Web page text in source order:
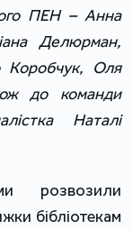
ПЕН – Анна
Делюрман,
Коробчук, Оля
до команди
Наталі
розвозили
бібліотекам